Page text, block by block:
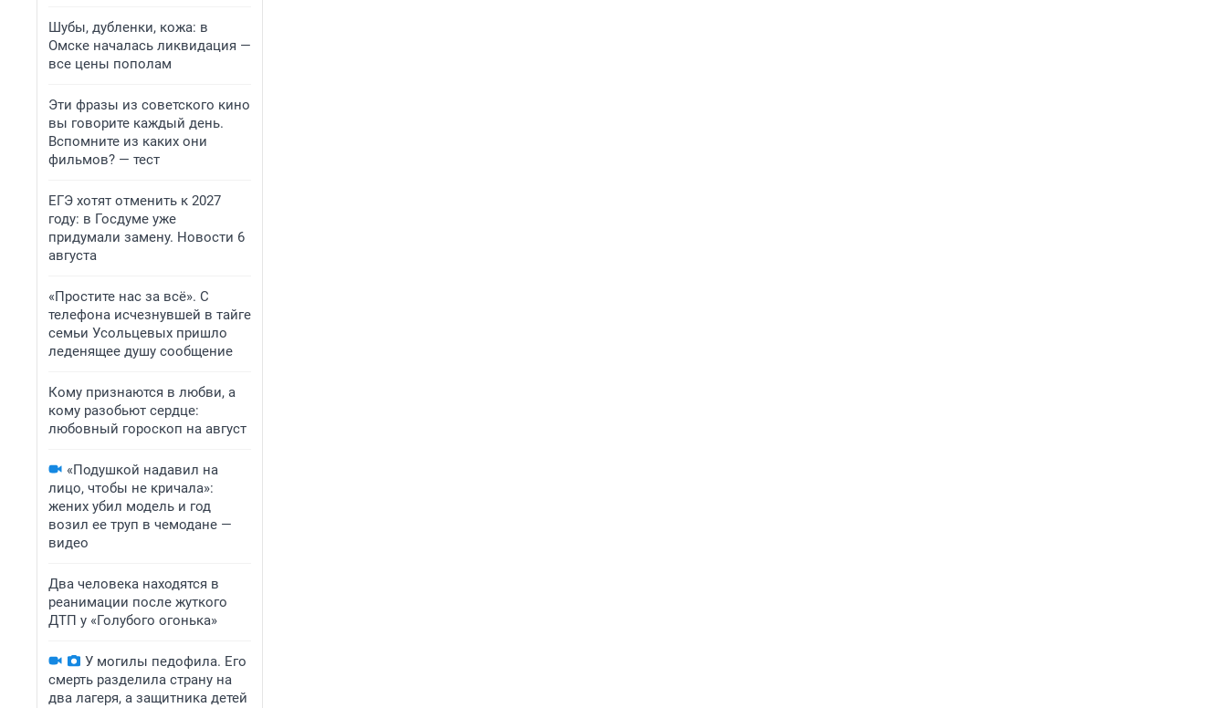
Шубы, дубленки, кожа: в
Омске началась ликвидация —
все цены пополам
Эти фразы из советского кино
вы говорите каждый день.
Вспомните из каких они
фильмов? — тест
ЕГЭ хотят отменить к 2027
году: в Госдуме уже
придумали замену. Новости 6
августа
«Простите нас за всё». С
телефона исчезнувшей в тайге
семьи Усольцевых пришло
леденящее душу сообщение
Кому признаются в любви, а
кому разобьют сердце:
любовный гороскоп на август
«Подушкой надавил на
лицо, чтобы не кричала»:
жених убил модель и год
возил ее труп в чемодане —
видео
Два человека находятся в
реанимации после жуткого
ДТП у «Голубого огонька»
У могилы педофила. Его
смерть разделила страну на
два лагеря, а защитника детей